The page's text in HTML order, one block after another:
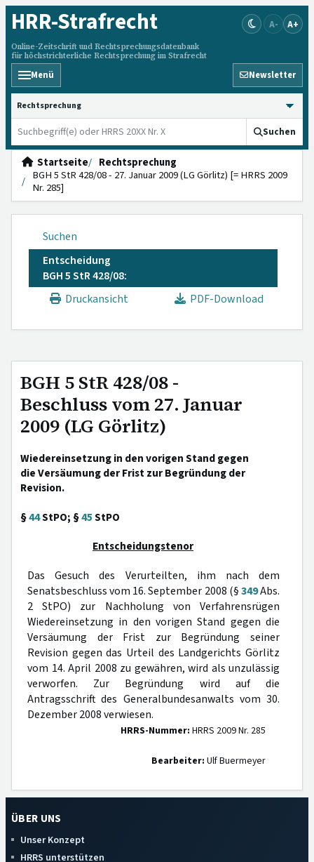
HRR-Strafrecht
Online-Zeitschrift und Rechtsprechungsdatenbank
für höchstrichterliche Rechtsprechung im Strafrecht
A- A+
Menü Newsletter
HRRS durchsuchen
Suchen
Startseite
Rechtsprechung
BGH 5 StR 428/08 - 27. Januar 2009 (LG Görlitz) [= HRRS 2009
Nr. 285]
Suchen
Entscheidung
BGH 5 StR 428/08:
Druckansicht
PDF-Download
BGH 5 StR 428/08 -
Beschluss vom 27. Januar
2009 (LG Görlitz)
Wiedereinsetzung in den vorigen Stand gegen
die Versäumung der Frist zur Begründung der
Revision.
§44StPO; §45StPO
Entscheidungstenor
Das Gesuch des Verurteilten, ihm nach dem
Senatsbeschluss vom 16. September 2008 (§349Abs.
2 StPO) zur Nachholung von Verfahrensrügen
Wiedereinsetzung in den vorigen Stand gegen die
Versäumung der Frist zur Begründung seiner
Revision gegen das Urteil des Landgerichts Görlitz
vom 14. April 2008 zu gewähren, wird als unzulässig
verworfen. Zur Begründung wird auf die
Antragsschrift des Generalbundesanwalts vom 30.
Dezember 2008 verwiesen.
HRRS-Nummer: HRRS 2009 Nr. 285
Bearbeiter: Ulf Buermeyer
ÜBER UNS
Unser Konzept
HRRS unterstützen